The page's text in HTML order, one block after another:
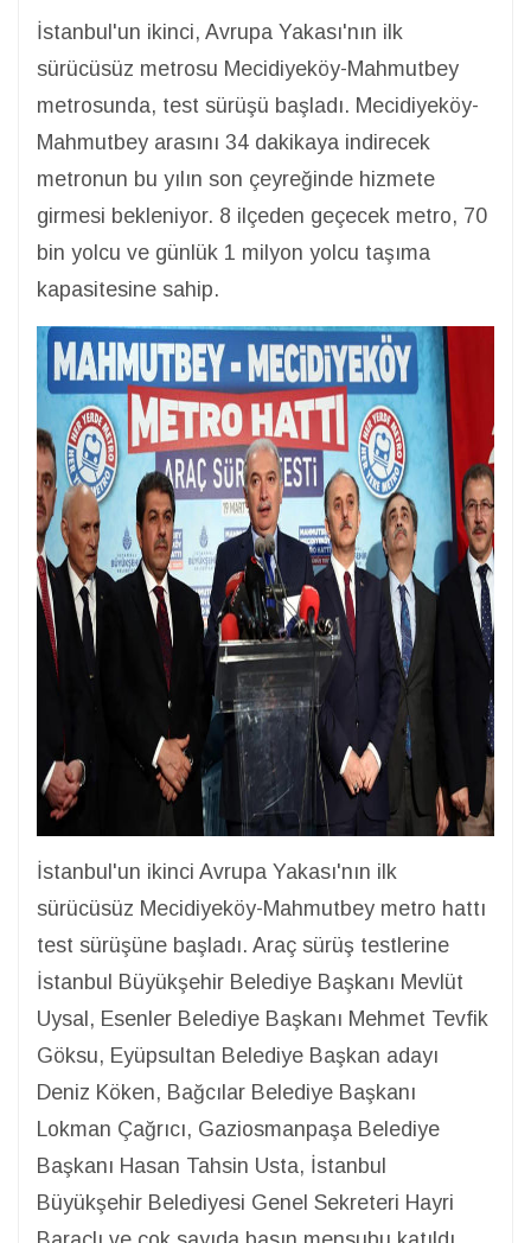
İstanbul'un ikinci, Avrupa Yakası'nın ilk
sürücüsüz metrosu Mecidiyeköy-Mahmutbey
metrosunda, test sürüşü başladı. Mecidiyeköy-
Mahmutbey arasını 34 dakikaya indirecek
metronun bu yılın son çeyreğinde hizmete
girmesi bekleniyor. 8 ilçeden geçecek metro, 70
bin yolcu ve günlük 1 milyon yolcu taşıma
kapasitesine sahip.
İstanbul'un ikinci Avrupa Yakası'nın ilk
sürücüsüz Mecidiyeköy-Mahmutbey metro hattı
test sürüşüne başladı. Araç sürüş testlerine
İstanbul Büyükşehir Belediye Başkanı Mevlüt
Uysal, Esenler Belediye Başkanı Mehmet Tevfik
Göksu, Eyüpsultan Belediye Başkan adayı
Deniz Köken, Bağcılar Belediye Başkanı
Lokman Çağrıcı, Gaziosmanpaşa Belediye
Başkanı Hasan Tahsin Usta, İstanbul
Büyükşehir Belediyesi Genel Sekreteri Hayri